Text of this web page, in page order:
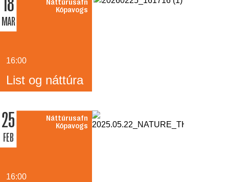
MAR
Náttúrusafn
Kópavogs
16:00
List og náttúra
25
FEB
Náttúrusafn
Kópavogs
16:00